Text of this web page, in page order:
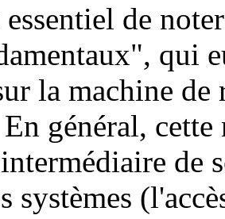
de
qui
la machine
général, cette
de
systèmes